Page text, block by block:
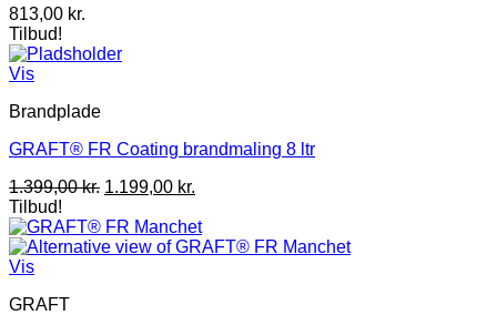
813,00 kr.
Tilbud!
Vis
Brandplade
GRAFT® FR Coating brandmaling 8 ltr
1.399,00kr. Den
pris
var:
1.199,00 kr.
pris
er:
Tilbud!
Vis
GRAFT